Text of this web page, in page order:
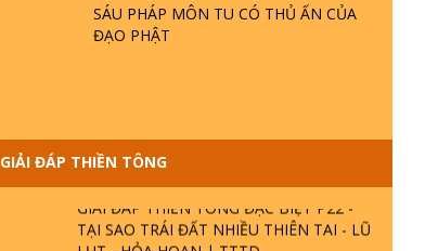
SÁU PHÁP MÔN TU CÓ THỦ ẤN CỦA
ĐẠO PHẬT
GIẢI ĐÁP THIỀN TÔNG
ĐƯỢC HÌNH THÀNH NHƯ THẾ NÀO?
PHẬT GIỚI CÓ THỜI GIAN KHÔNG? |
TRỜI LÀ AI? QUỶ SA TĂNG? | TTTD
TẠI SAO TRÁI ĐẤT NHIỀU THIÊN TAI - LŨ
LỤT - HỎA HOẠN | TTTD